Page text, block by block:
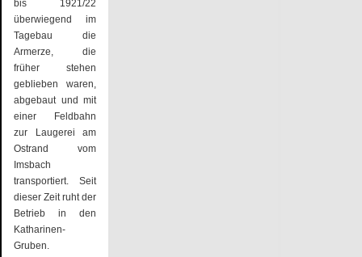
bis 1921/22
überwiegend im
Tagebau die
Armerze, die
früher stehen
geblieben waren,
abgebaut und mit
einer Feldbahn
zur Laugerei am
Ostrand vom
Imsbach
transportiert. Seit
dieser Zeit ruht der
Betrieb in den
Katharinen-
Gruben.